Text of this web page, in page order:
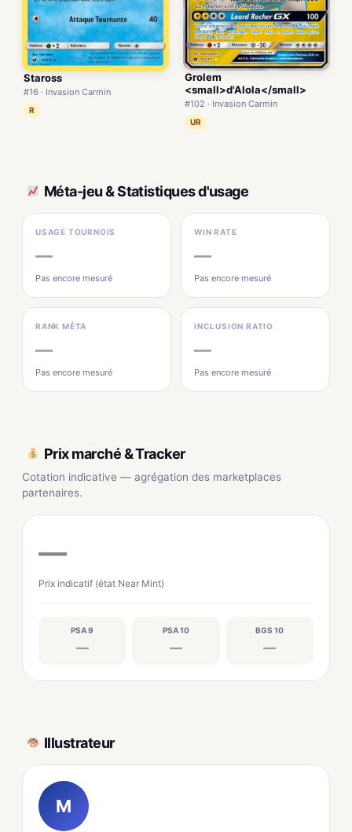
Staross
#16 · Invasion Carmin
R
Grolem
<small>d'Alola</small>
#102 · Invasion Carmin
UR
Méta-jeu & Statistiques d'usage
USAGE TOURNOIS
—
Pas encore mesuré
WIN RATE
—
Pas encore mesuré
RANK MÉTA
—
Pas encore mesuré
INCLUSION RATIO
—
Pas encore mesuré
Prix marché & Tracker
Cotation indicative — agrégation des marketplaces
partenaires.
—
Prix indicatif (état Near Mint)
PSA 9
—
PSA 10
—
BGS 10
—
Illustrateur
M